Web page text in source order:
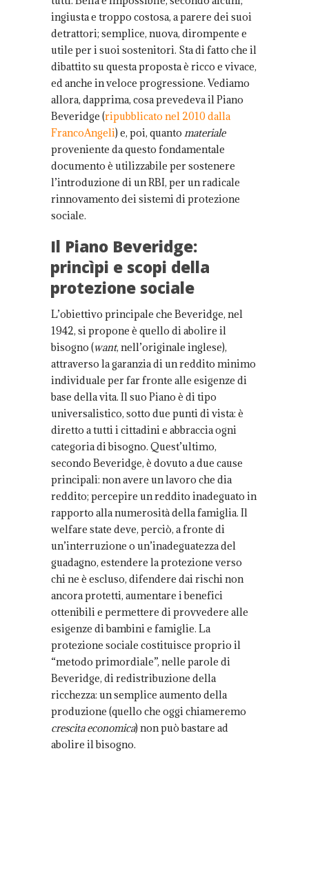
ingiusta e troppo costosa, a parere dei suoi
detrattori; semplice, nuova, dirompente e
utile per i suoi sostenitori. Sta di fatto che il
dibattito su questa proposta è ricco e vivace,
ed anche in veloce progressione. Vediamo
allora, dapprima, cosa prevedeva il Piano
Beveridge (ripubblicato nel 2010 dalla
FrancoAngeli) e, poi, quanto materiale
proveniente da questo fondamentale
documento è utilizzabile per sostenere
l’introduzione di un RBI, per un radicale
rinnovamento dei sistemi di protezione
sociale.
Il Piano Beveridge:
princìpi e scopi della
protezione sociale
L’obiettivo principale che Beveridge, nel
1942, si propone è quello di abolire il
bisogno (want, nell’originale inglese),
attraverso la garanzia di un reddito minimo
individuale per far fronte alle esigenze di
base della vita. Il suo Piano è di tipo
universalistico, sotto due punti di vista: è
diretto a tutti i cittadini e abbraccia ogni
categoria di bisogno. Quest’ultimo,
secondo Beveridge, è dovuto a due cause
principali: non avere un lavoro che dia
reddito; percepire un reddito inadeguato in
rapporto alla numerosità della famiglia. Il
welfare state deve, perciò, a fronte di
un’interruzione o un’inadeguatezza del
guadagno, estendere la protezione verso
chi ne è escluso, difendere dai rischi non
ancora protetti, aumentare i benefici
ottenibili e permettere di provvedere alle
esigenze di bambini e famiglie. La
protezione sociale costituisce proprio il
“metodo primordiale”, nelle parole di
Beveridge, di redistribuzione della
ricchezza: un semplice aumento della
produzione (quello che oggi chiameremo
crescita economica) non può bastare ad
abolire il bisogno.